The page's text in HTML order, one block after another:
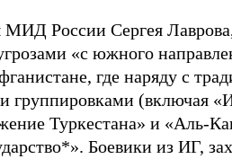
МИД России Сергея
«с южного
где наряду с
группировками (включая
Туркестана» и «Аль-
Боевики из ИГ,